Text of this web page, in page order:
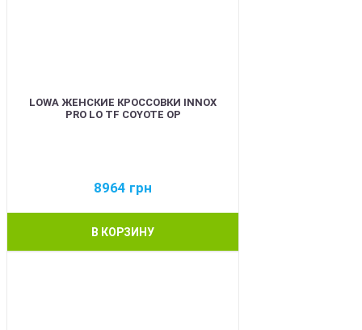
LOWA ЖЕНСКИЕ КРОССОВКИ INNOX
PRO LO TF COYOTE OP
8964 грн
В КОРЗИНУ